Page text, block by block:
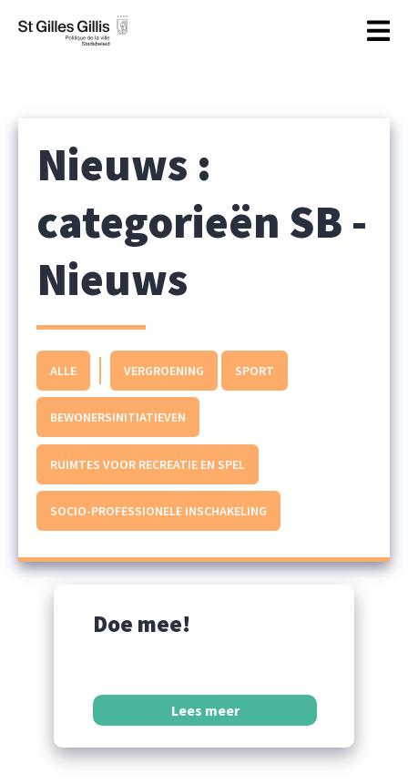
inhoud
Nieuws :
categorieën SB -
Nieuws
ALLE VERGROENING SPORT
BEWONERSINITIATIEVEN
RUIMTES VOOR RECREATIE EN SPEL
SOCIO-PROFESSIONELE INSCHAKELING
Doe mee!
Lees meer